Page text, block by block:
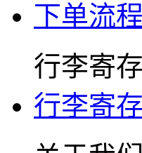
下单流程
行李寄存
行李寄存